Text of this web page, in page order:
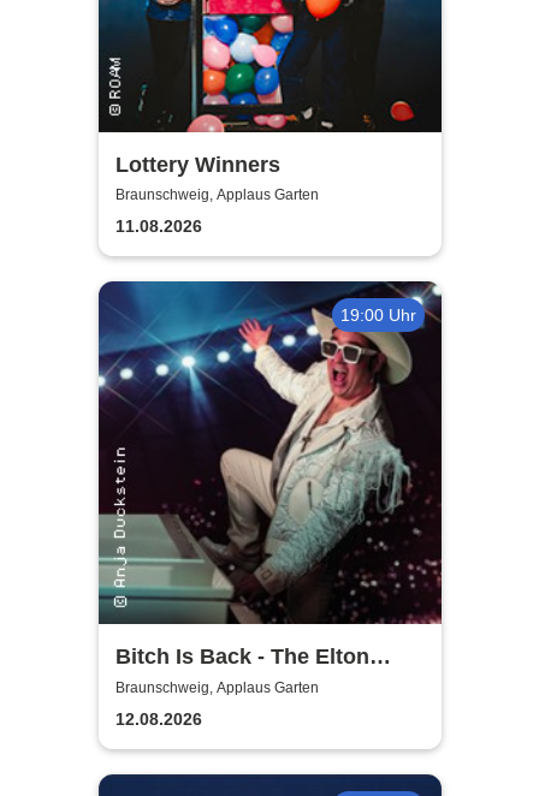
Lottery Winners
Braunschweig, Applaus Garten
11.08.2026
19:00 Uhr
Bitch Is Back - The Elton
John Show
Braunschweig, Applaus Garten
12.08.2026